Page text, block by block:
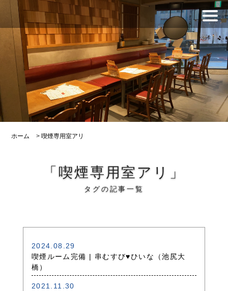
ホーム >喫煙専用室アリ
「喫煙専用室アリ」
タグの記事一覧
2024.08.29
喫煙ルーム完備 | 串むすび♥ひいな（池尻大
橋）
2021.11.30